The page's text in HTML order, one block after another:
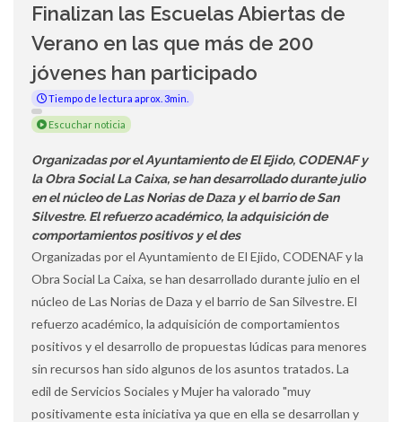
Finalizan las Escuelas Abiertas de
Verano en las que más de 200
jóvenes han participado
Tiempo de lectura aprox. 3min.
Escuchar noticia
Organizadas por el Ayuntamiento de El Ejido, CODENAF y
la Obra Social La Caixa, se han desarrollado durante julio
en el núcleo de Las Norias de Daza y el barrio de San
Silvestre. El refuerzo académico, la adquisición de
comportamientos positivos y el des
Organizadas por el Ayuntamiento de El Ejido, CODENAF y la
Obra Social La Caixa, se han desarrollado durante julio en el
núcleo de Las Norias de Daza y el barrio de San Silvestre. El
refuerzo académico, la adquisición de comportamientos
positivos y el desarrollo de propuestas lúdicas para menores
sin recursos han sido algunos de los asuntos tratados. La
edil de Servicios Sociales y Mujer ha valorado "muy
positivamente esta iniciativa ya que en ella se desarrollan y